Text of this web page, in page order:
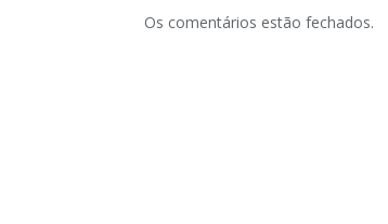
Os comentários estão fechados.